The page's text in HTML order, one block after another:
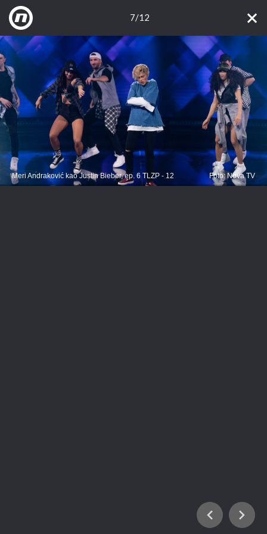
7/12
Meri Andraković kao Justin Bieber, ep. 6 TLZP - 12 Foto: Nova TV